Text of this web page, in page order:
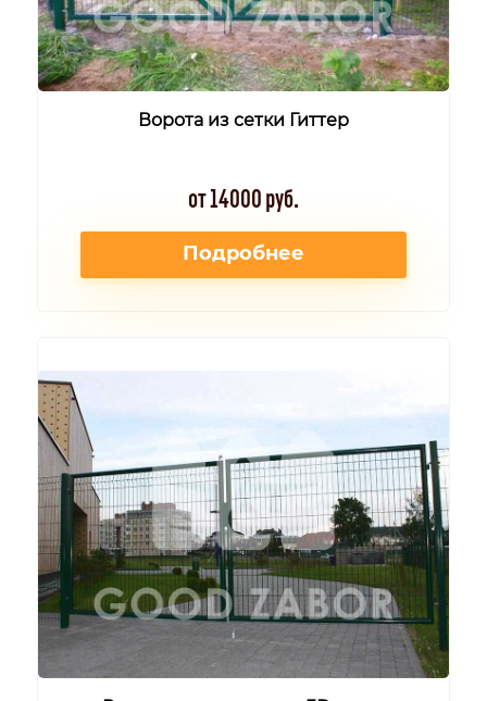
Ворота из сетки Гиттер
от 14000 руб.
Подробнее